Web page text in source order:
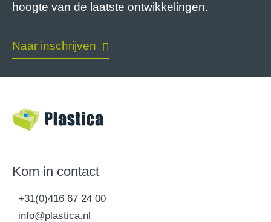
hoogte van de laatste ontwikkelingen.
Naar inschrijven
Kom in contact
+31(0)416 67 24 00
info@plastica.nl